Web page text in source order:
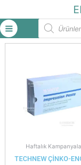
Products
search
Haftalık
TECHNEW ÇİNKO-